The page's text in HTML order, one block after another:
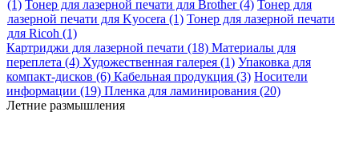
(1) Тонер для лазерной печати для Brother (4) Тонер для
лазерной печати для Kyocera (1) Тонер для лазерной печати
для Ricoh (1)
Картриджи для лазерной печати (18) Материалы для
переплета (4) Художественная галерея (1) Упаковка для
компакт-дисков (6) Кабельная продукция (3) Носители
информации (19) Пленка для ламинирования (20)
Летние размышления